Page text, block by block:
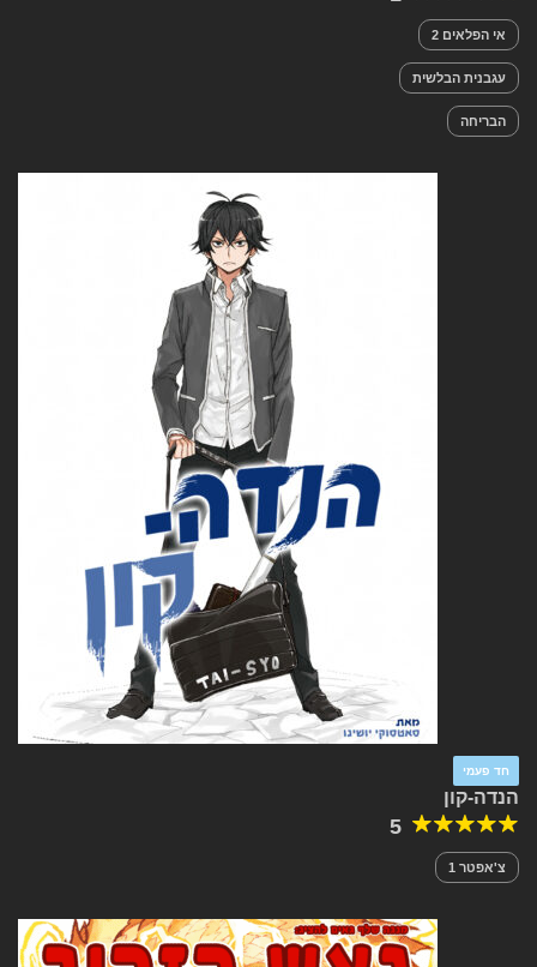
אי הפלאים 2
עגבנית הבלשית
הבריחה
חד פעמי
הנדה-קון
5
צ'אפטר 1